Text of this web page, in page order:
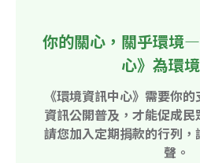
你的關心，關乎環境
心》為環
《環境資訊中心》需要你
資訊公開普及，才能促成
請您加入定期捐款的行列
聲。